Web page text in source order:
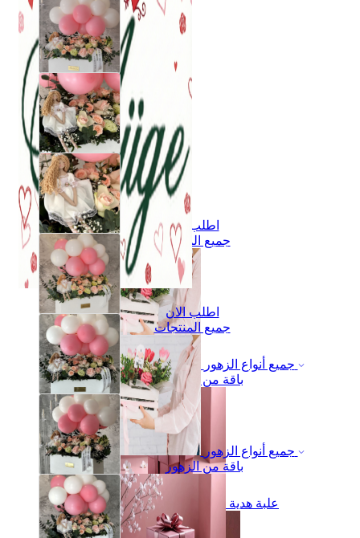
اطلب الان
جميع المنتجات
جميع أنواع الزهور
باقة من الزهور
علبة هدية
اطلب الان
جميع المنتجات
جميع أنواع الزهور
باقة من الزهور